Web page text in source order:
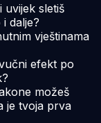
uvijek sletiš
dalje?
vještinama
efekt po
možeš
je tvoja prva